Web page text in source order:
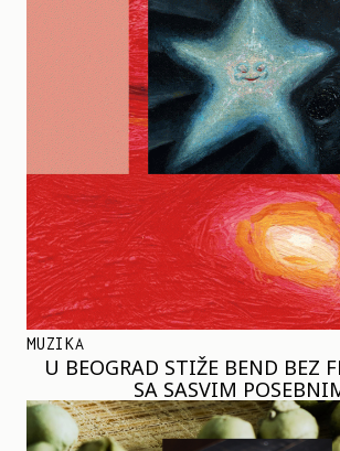
MUZIKA
U BEOGRAD STIŽE BEND BEZ
SA SASVIM